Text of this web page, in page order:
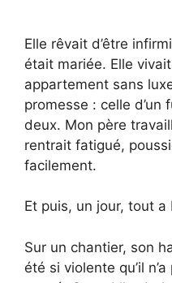
Elle rêvait d’être
était mariée. Elle
appartement sans
promesse : celle
deux. Mon père
rentrait fatigué,
facilement.
Et puis, un jour, tout a
Sur un chantier, son
été si violente qu’il